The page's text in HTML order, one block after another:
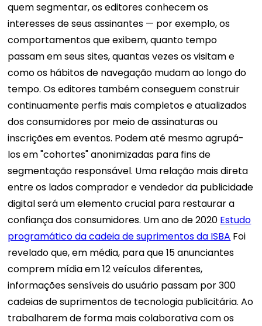
quem segmentar, os editores conhecem os
interesses de seus assinantes — por exemplo, os
comportamentos que exibem, quanto tempo
passam em seus sites, quantas vezes os visitam e
como os hábitos de navegação mudam ao longo do
tempo. Os editores também conseguem construir
continuamente perfis mais completos e atualizados
dos consumidores por meio de assinaturas ou
inscrições em eventos. Podem até mesmo agrupá-
los em "cohortes" anonimizadas para fins de
segmentação responsável. Uma relação mais direta
entre os lados comprador e vendedor da publicidade
digital será um elemento crucial para restaurar a
confiança dos consumidores. Um ano de 2020 Estudo
programático da cadeia de suprimentos da ISBA Foi
revelado que, em média, para que 15 anunciantes
comprem mídia em 12 veículos diferentes,
informações sensíveis do usuário passam por 300
cadeias de suprimentos de tecnologia publicitária. Ao
trabalharem de forma mais colaborativa com os